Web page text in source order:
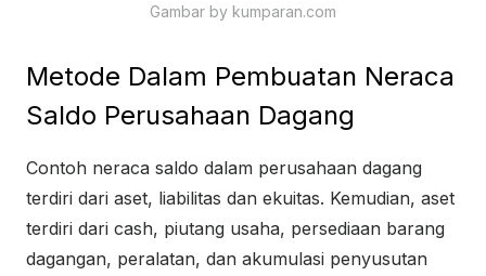
Gambar by kumparan.com
Metode Dalam Pembuatan Neraca
Saldo Perusahaan Dagang
Contoh neraca saldo dalam perusahaan dagang
terdiri dari aset, liabilitas dan ekuitas. Kemudian, aset
terdiri dari cash, piutang usaha, persediaan barang
dagangan, peralatan, dan akumulasi penyusutan